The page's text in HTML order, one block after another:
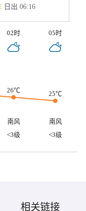
日出 06:16
02时 05时
26℃ 25℃
南风
南风
<3级 <3级
相关链接